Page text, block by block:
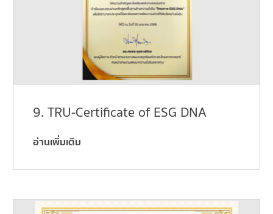
9. TRU-Certificate of ESG DNA
อ่านเพิ่มเติม